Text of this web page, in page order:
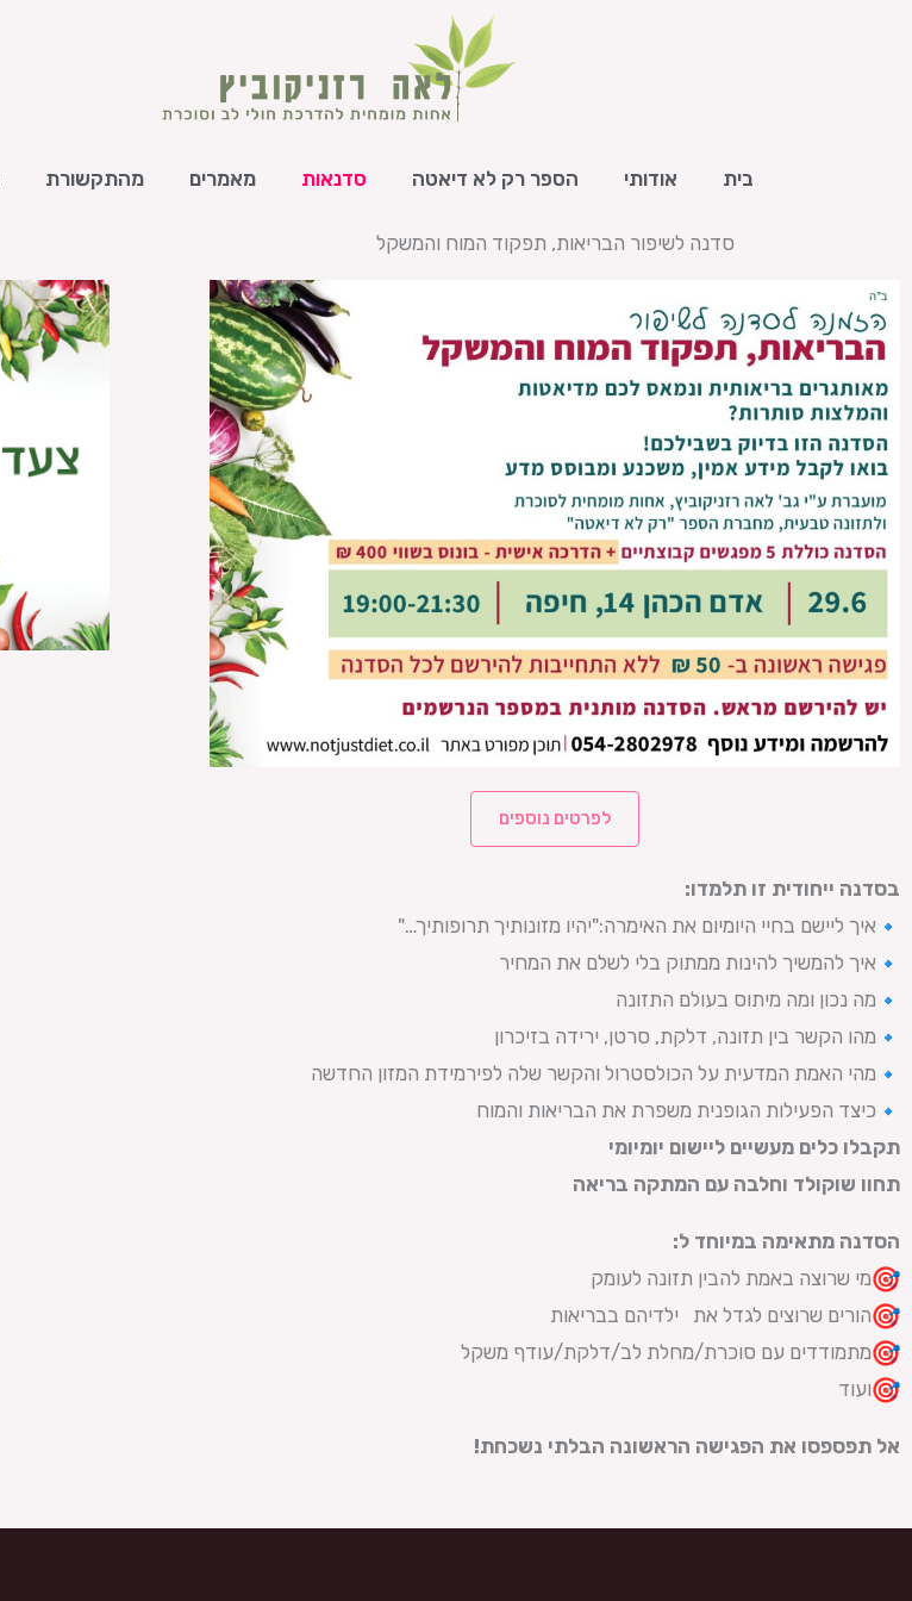
בית אודותי הספר רק לא דיאטה סדנאות מאמרים מהתקשורת
סדנה לשיפור הבריאות, תפקוד המוח והמשקל
לפרטים נוספים
בסדנה ייחודית זו תלמדו:
איך ליישם בחיי היומיום את האימרה:"יהיו מזונותיך תרופותיך…"
איך להמשיך להינות ממתוק בלי לשלם את המחיר
מה נכון ומה מיתוס בעולם התזונה
מהו הקשר בין תזונה, דלקת, סרטן, ירידה בזיכרון
מהי האמת המדעית על הכולסטרול והקשר שלה לפירמידת המזון החדשה
כיצד הפעילות הגופנית משפרת את הבריאות והמוח
תקבלו כלים מעשיים ליישום יומיומי
תחוו שוקולד וחלבה עם המתקה בריאה
הסדנה מתאימה במיוחד ל:
מי שרוצה באמת להבין תזונה לעומק
הורים שרוצים לגדל את ילדיהם בבריאות
מתמודדים עם סוכרת/מחלת לב/דלקת/עודף משקל
ועוד
אל תפספסו את הפגישה הראשונה הבלתי נשכחת!